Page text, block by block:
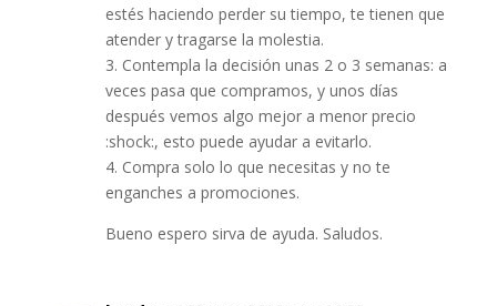
estés haciendo perder su tiempo, te tienen que
atender y tragarse la molestia.
3. Contempla la decisión unas 2 o 3 semanas: a
veces pasa que compramos, y unos días
después vemos algo mejor a menor precio
:shock:, esto puede ayudar a evitarlo.
4. Compra solo lo que necesitas y no te
enganches a promociones.
Bueno espero sirva de ayuda. Saludos.